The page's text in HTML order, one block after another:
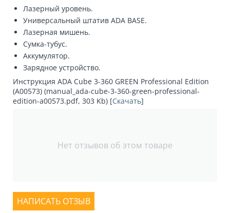
Лазерный уровень.
Универсальный штатив ADA BASE.
Лазерная мишень.
Сумка-тубус.
Аккумулятор.
Зарядное устройство.
Инструкция ADA Cube 3-360 GREEN Professional Edition
(A00573) (manual_ada-cube-3-360-green-professional-
edition-a00573.pdf, 303 Kb) [Скачать]
Нет отзывов об этом товаре
НАПИСАТЬ ОТЗЫВ